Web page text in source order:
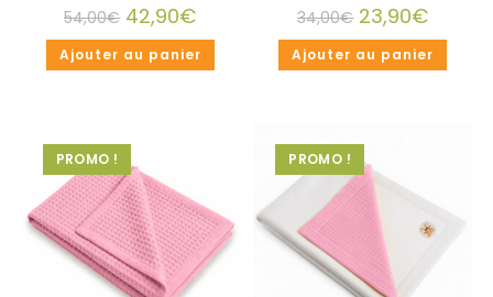
54,00€ 42,90€
Ajouter au panier
34,00€ 23,90€
Ajouter au panier
PROMO ! PROMO !